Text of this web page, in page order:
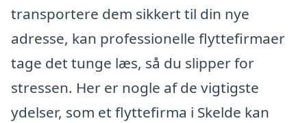
transportere dem sikkert til din nye
adresse, kan professionelle flyttefirmaer
tage det tunge læs, så du slipper for
stressen. Her er nogle af de vigtigste
ydelser, som et flyttefirma i Skelde kan